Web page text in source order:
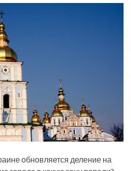
обновляется деление на